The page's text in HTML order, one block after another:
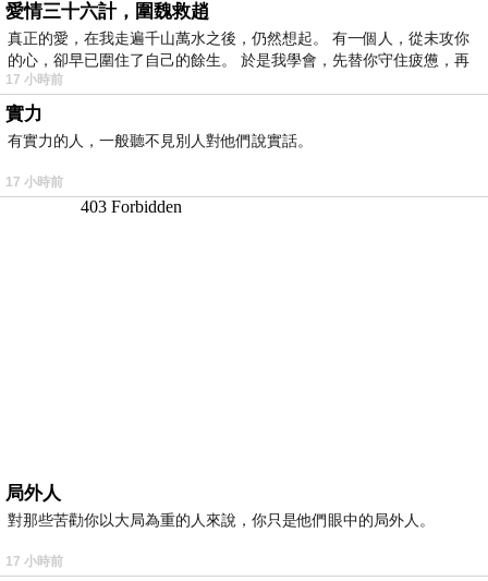
愛情三十六計，圍魏救趙
真正的愛，在我走遍千山萬水之後，仍然想起。 有一個人，從未攻你
的心，卻早已圍住了自己的餘生。 於是我學會，先替你守住疲憊，再
17 小時前
實力
有實力的人，一般聽不見別人對他們說實話。
17 小時前
局外人
對那些苦勸你以大局為重的人來說，你只是他們眼中的局外人。
17 小時前